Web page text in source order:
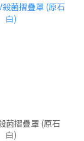
菌摺疊罩 (原石
白)